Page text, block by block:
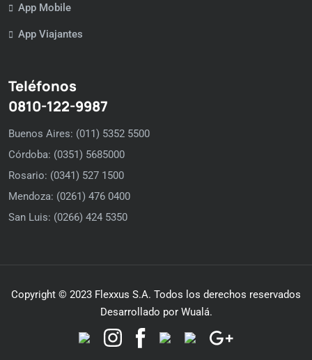
App Mobile
App Viajantes
Teléfonos
0810-122-9987
Buenos Aires: (011) 5352 5500
Córdoba: (0351) 5685000
Rosario: (0341) 527 1500
Mendoza: (0261) 476 0400
San Luis: (0266) 424 5350
Copyright © 2023 Flexxus S.A. Todos los derechos reservados
Desarrollado por Wualá.